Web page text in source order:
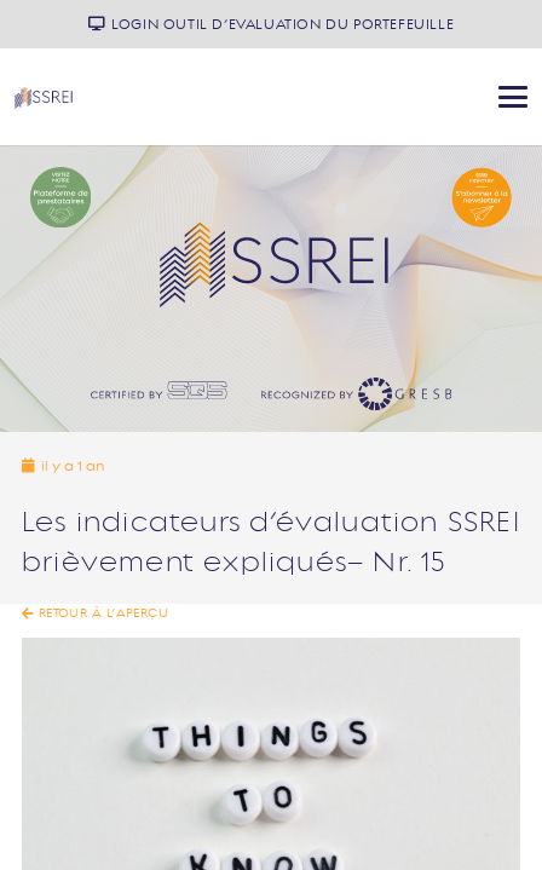
LOGIN OUTIL D’EVALUATION DU PORTEFEUILLE
il y a 1 an
Les indicateurs d’évaluation SSREI
brièvement expliqués– Nr. 15
RETOUR À L’APERÇU